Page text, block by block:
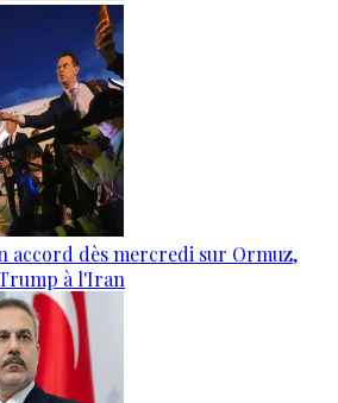
accord dès mercredi sur Ormuz,
à l'Iran